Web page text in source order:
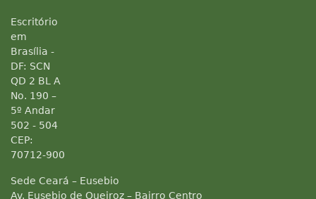
Escritório
em
Brasília -
DF: SCN
QD 2 BL A
No. 190 –
5º Andar
502 - 504
CEP:
70712-900
Sede Ceará – Eusebio
Av. Eusebio de Queiroz – Bairro Centro